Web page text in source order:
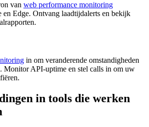
van web performance monitoring
en Edge. Ontvang laadtijdalerts en bekijk
in om veranderende omstandigheden
Monitor API-uptime en stel calls in om uw
in tools die werken